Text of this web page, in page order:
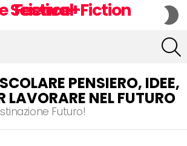
PENSIERO, IDEE,
LAVORARE NEL FUTURO
Futuro!